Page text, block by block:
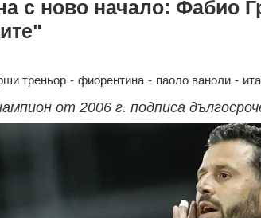
с ново начало: Фабио
треньор - фиорентина - паоло ваноли -
от 2006 г. подписа